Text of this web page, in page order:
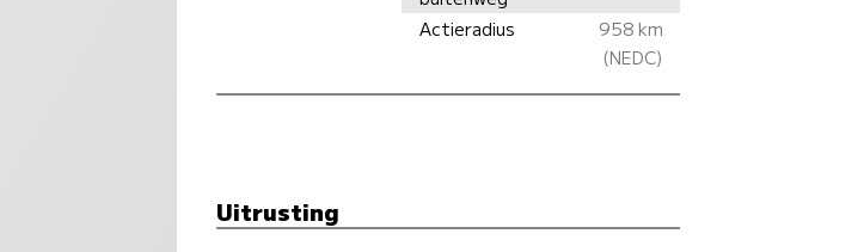
Actieradius
958 km
(NEDC)
Uitrusting